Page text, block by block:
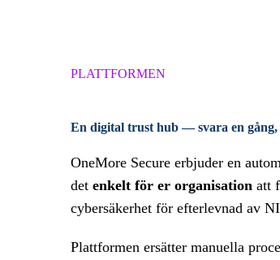
PLATTFORMEN
En digital trust hub —svara en
OneMore Secure erbjuder en
det enkelt för er organisation att
cybersäkerhet för efterlevnad av
Plattformen ersätter manuella